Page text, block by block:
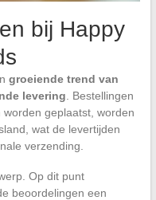
bij Happy
groeiende trend van
levering . Bestellingen
geplaatst, worden
wat de levertijden
verzending.
Op dit punt
beoordelingen een